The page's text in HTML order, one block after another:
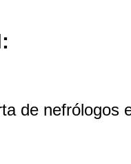
de nefrólogos